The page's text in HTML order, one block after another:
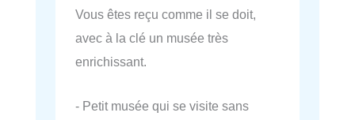
Vous êtes reçu comme il se doit,
avec à la clé un musée très
enrichissant.
- Petit musée qui se visite sans